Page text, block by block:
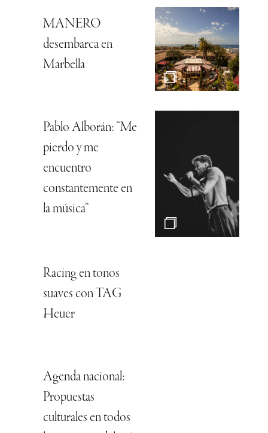
MANERO
desembarca en
Marbella
Pablo Alborán: “Me
pierdo y me
encuentro
constantemente en
la música”
Racing en tonos
suaves con TAG
Heuer
Agenda nacional:
Propuestas
culturales en todos